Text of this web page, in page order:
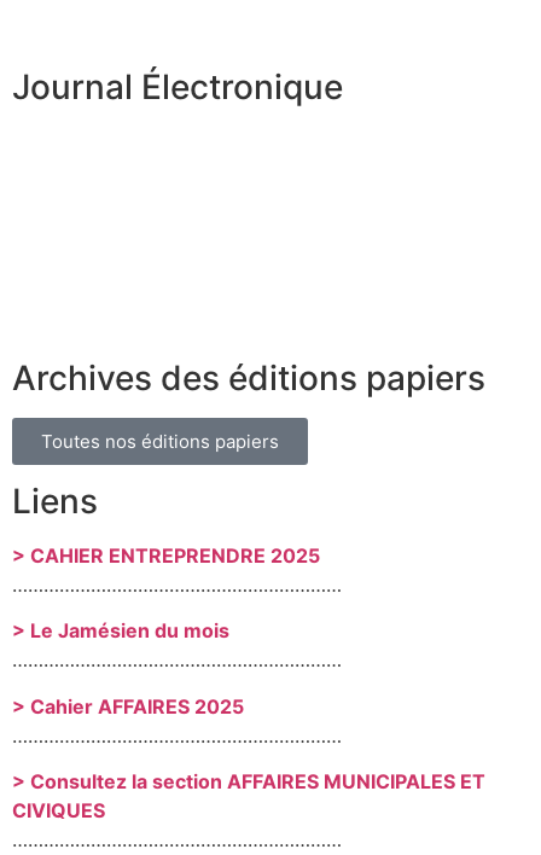
Journal Électronique
Archives des éditions papiers
Toutes nos éditions papiers
Liens
> CAHIER ENTREPRENDRE 2025
………………………………………………………
> Le Jamésien du mois
………………………………………………………
> Cahier AFFAIRES 2025
………………………………………………………
> Consultez la section AFFAIRES MUNICIPALES ET
CIVIQUES
………………………………………………………